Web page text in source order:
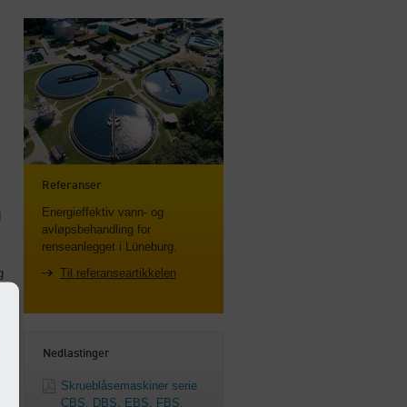
Referanser
Energieffektiv vann- og
avløpsbehandling for
renseanlegget i Lüneburg.
Til referanseartikkelen
Nedlastinger
Skrueblåsemaskiner serie
CBS, DBS, EBS, FBS,